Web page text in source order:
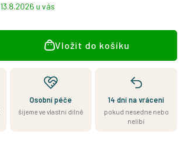
13.8.2026
Vložit do košíku
Osobní péče
šijeme ve vlastní dílně
14 dní na vrácení
pokud nesedne nebo
nelíbí